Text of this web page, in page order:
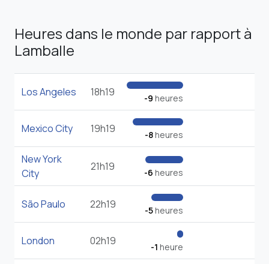
Heures dans le monde par rapport à
Lamballe
Los Angeles 18h19 -9 heures
Mexico City 19h19 -8heures
New York
City
21h19 -6 heures
São Paulo 22h19 -5heures
London 02h19 -1 heure